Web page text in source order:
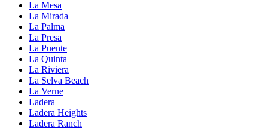
La Mesa
La Mirada
La Palma
La Presa
La Puente
La Quinta
La Riviera
La Selva Beach
La Verne
Ladera
Ladera Heights
Ladera Ranch